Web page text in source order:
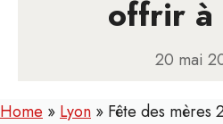
offrir à
20 mai
Home » Lyon » Fête des mères